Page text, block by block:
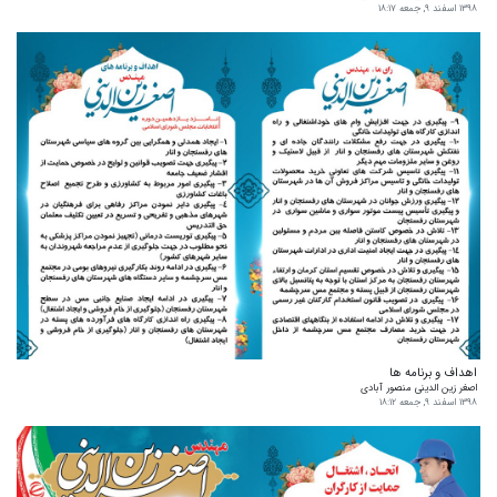
۱۳۹۸ اسفند ۹, جمعه ۱۸:۱۷
اهداف و برنامه ها
اصغر زین الدینی منصور آبادی
۱۳۹۸ اسفند ۹, جمعه ۱۸:۱۲